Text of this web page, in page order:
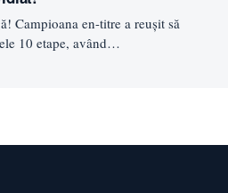
Campioana en-titre a reușit să
10 etape, având…